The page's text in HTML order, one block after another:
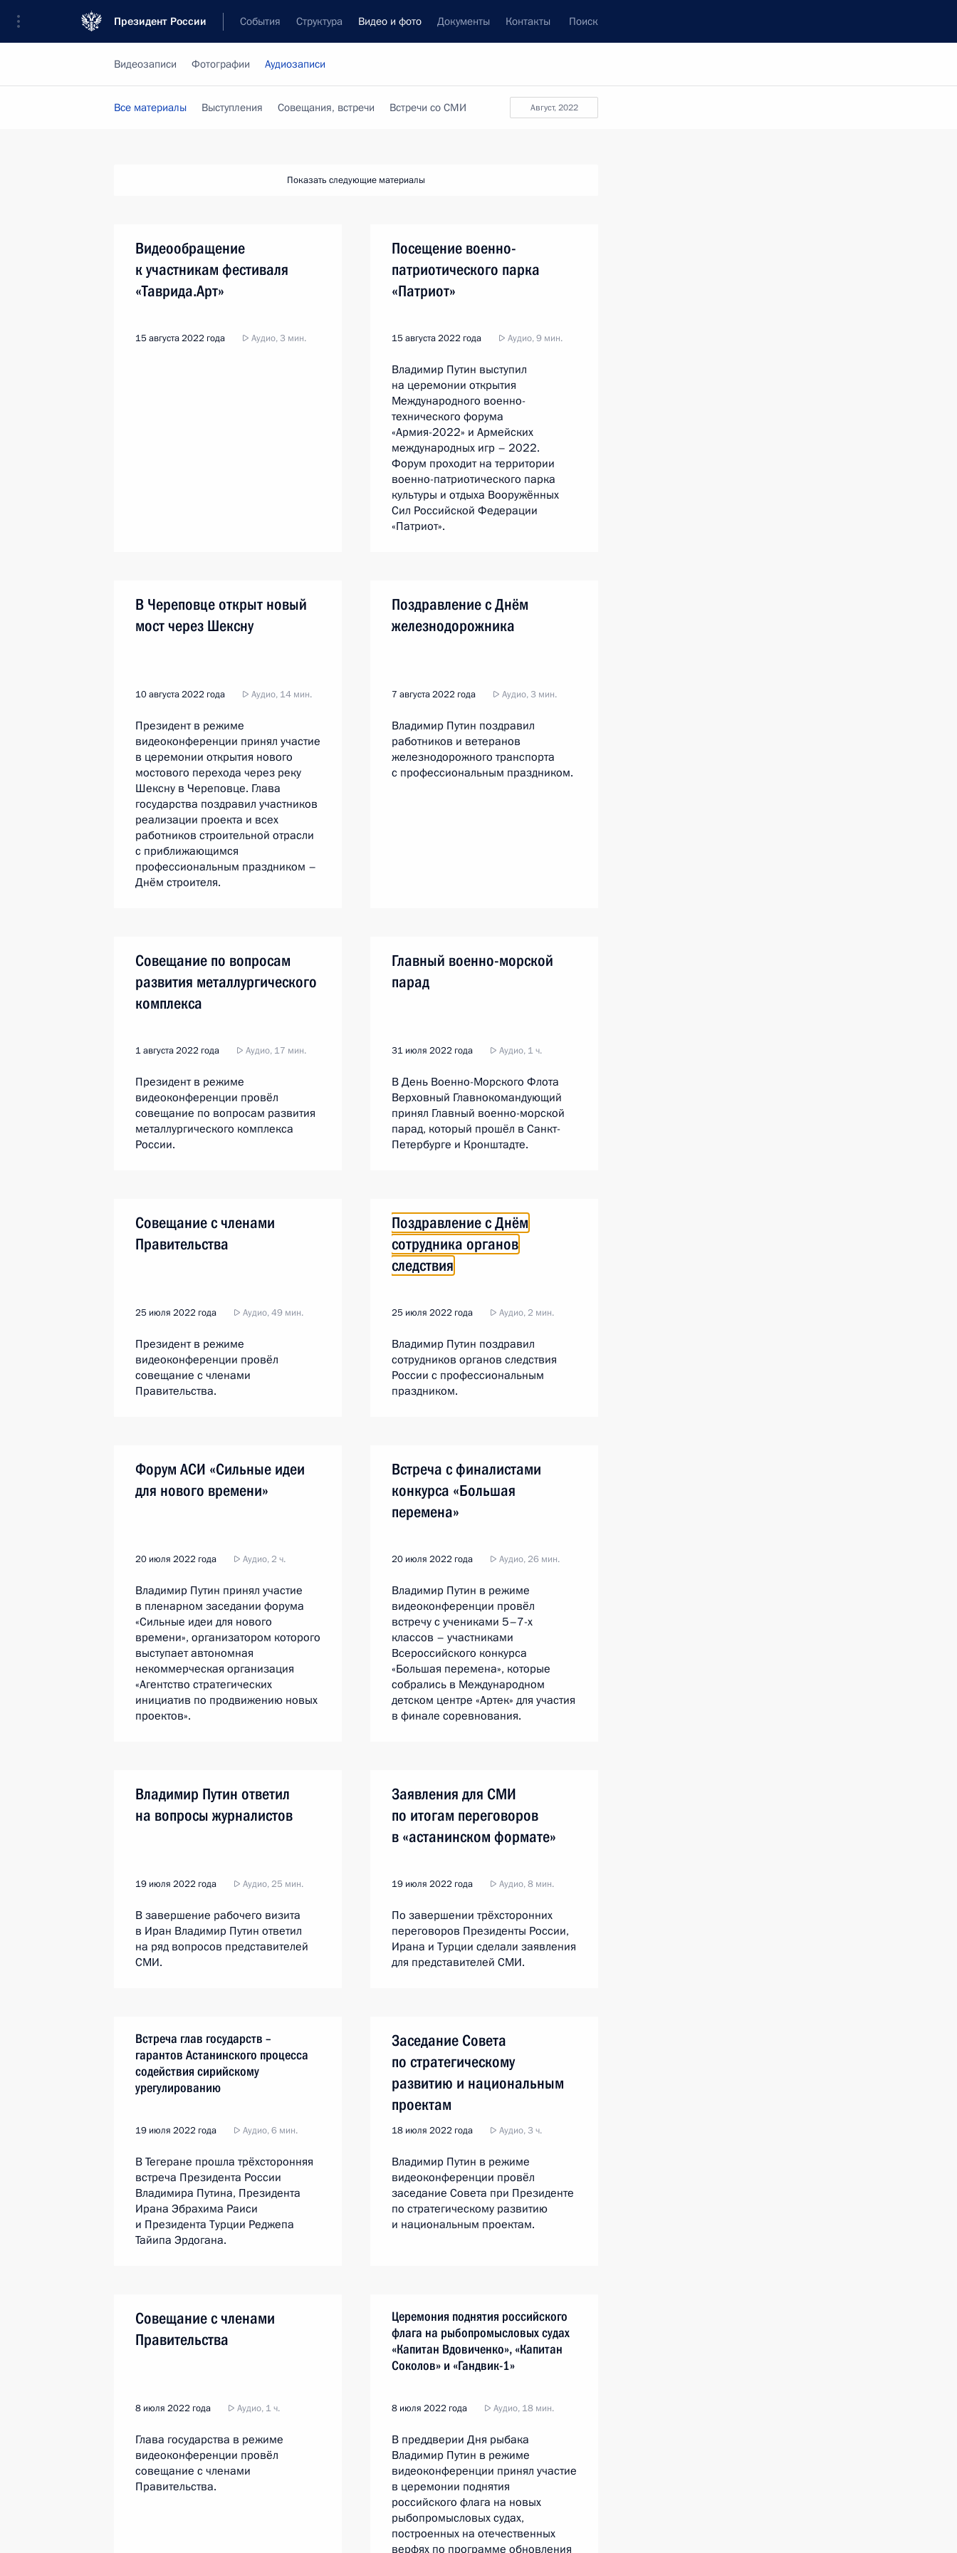
Президент России События Структура Видео и фото Документы Контакты Поиск
Видеозаписи Фотографии Аудиозаписи
август, 2022
Все материалы Выступления Совещания, встречи Встречи со СМИ
Показать следующие материалы
Видеообращение
к участникам фестиваля
«Таврида.Арт»
15 августа 2022 года Аудио, 3 мин.
Посещение военно-
патриотического парка
«Патриот»
15 августа 2022 года Аудио, 9 мин.
Владимир Путин выступил
на церемонии открытия
Международного военно-
технического форума
«Армия-2022» и Армейских
международных игр – 2022.
Форум проходит на территории
военно-патриотического парка
культуры и отдыха Вооружённых
Сил Российской Федерации
«Патриот».
В Череповце открыт новый
мост через Шексну
10 августа 2022 года Аудио, 14 мин.
Президент в режиме
видеоконференции принял участие
в церемонии открытия нового
мостового перехода через реку
Шексну в Череповце. Глава
государства поздравил участников
реализации проекта и всех
работников строительной отрасли
с приближающимся
профессиональным праздником –
Днём строителя.
Поздравление с Днём
железнодорожника
7 августа 2022 года Аудио, 3 мин.
Владимир Путин поздравил
работников и ветеранов
железнодорожного транспорта
с профессиональным праздником.
Совещание по вопросам
развития металлургического
комплекса
1 августа 2022 года Аудио, 17 мин.
Президент в режиме
видеоконференции провёл
совещание по вопросам развития
металлургического комплекса
России.
Главный военно-морской
парад
31 июля 2022 года Аудио, 1 ч.
В День Военно-Морского Флота
Верховный Главнокомандующий
принял Главный военно-морской
парад, который прошёл в Санкт-
Петербурге и Кронштадте.
Совещание с членами
Правительства
25 июля 2022 года Аудио, 49 мин.
Президент в режиме
видеоконференции провёл
совещание с членами
Правительства.
Поздравление с Днём
сотрудника органов
следствия
25 июля 2022 года Аудио, 2 мин.
Владимир Путин поздравил
сотрудников органов следствия
России с профессиональным
праздником.
Форум АСИ «Сильные идеи
для нового времени»
20 июля 2022 года Аудио, 2 ч.
Владимир Путин принял участие
в пленарном заседании форума
«Сильные идеи для нового
времени», организатором которого
выступает автономная
некоммерческая организация
«Агентство стратегических
инициатив по продвижению новых
проектов».
Встреча с финалистами
конкурса «Большая
перемена»
20 июля 2022 года Аудио, 26 мин.
Владимир Путин в режиме
видеоконференции провёл
встречу с учениками 5–7-х
классов – участниками
Всероссийского конкурса
«Большая перемена», которые
собрались в Международном
детском центре «Артек» для участия
в финале соревнования.
Владимир Путин ответил
на вопросы журналистов
19 июля 2022 года Аудио, 25 мин.
В завершение рабочего визита
в Иран Владимир Путин ответил
на ряд вопросов представителей
СМИ.
Заявления для СМИ
по итогам переговоров
в «астанинском формате»
19 июля 2022 года Аудио, 8 мин.
По завершении трёхсторонних
переговоров Президенты России,
Ирана и Турции сделали заявления
для представителей СМИ.
Встреча глав государств –
гарантов Астанинского процесса
содействия сирийскому
урегулированию
19 июля 2022 года Аудио, 6 мин.
В Тегеране прошла трёхсторонняя
встреча Президента России
Владимира Путина, Президента
Ирана Эбрахима Раиси
и Президента Турции Реджепа
Тайипа Эрдогана.
Заседание Совета
по стратегическому
развитию и национальным
проектам
18 июля 2022 года Аудио, 3 ч.
Владимир Путин в режиме
видеоконференции провёл
заседание Совета при Президенте
по стратегическому развитию
и национальным проектам.
Совещание с членами
Правительства
8 июля 2022 года Аудио, 1 ч.
Глава государства в режиме
видеоконференции провёл
совещание с членами
Правительства.
Церемония поднятия российского
флага на рыбопромысловых судах
«Капитан Вдовиченко», «Капитан
Соколов» и «Гандвик-1»
8 июля 2022 года Аудио, 18 мин.
В преддверии Дня рыбака
Владимир Путин в режиме
видеоконференции принял участие
в церемонии поднятия
российского флага на новых
рыбопромысловых судах,
построенных на отечественных
верфях по программе обновления